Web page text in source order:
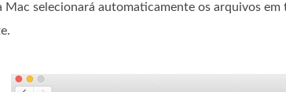
Mac selecionará automaticamente os arquivos